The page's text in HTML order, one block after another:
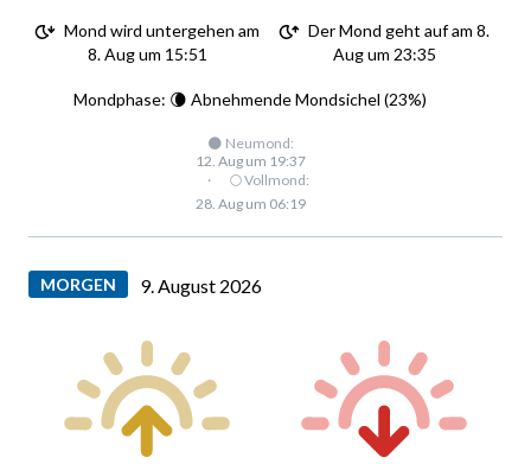
Mond wird untergehen am
8. Aug um 15:51
Der Mond geht auf am 8.
Aug um 23:35
Mondphase: 🌘 Abnehmende Mondsichel (23%)
🌑 Neumond:
12. Aug um 19:37
·
🌕 Vollmond:
28. Aug um 06:19
MORGEN 9. August 2026